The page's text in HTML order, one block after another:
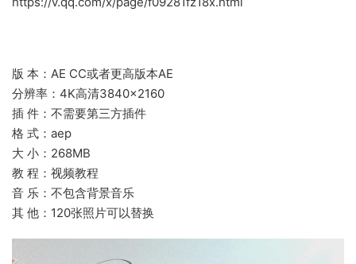
版 本：AE CC或者更高版本AE
分辨率：4K高清3840×2160
插 件：不需要第三方插件
格 式：aep
大 小：268MB
教 程：视频教程
音 乐：不包含背景音乐
其 他：120张照片可以替换